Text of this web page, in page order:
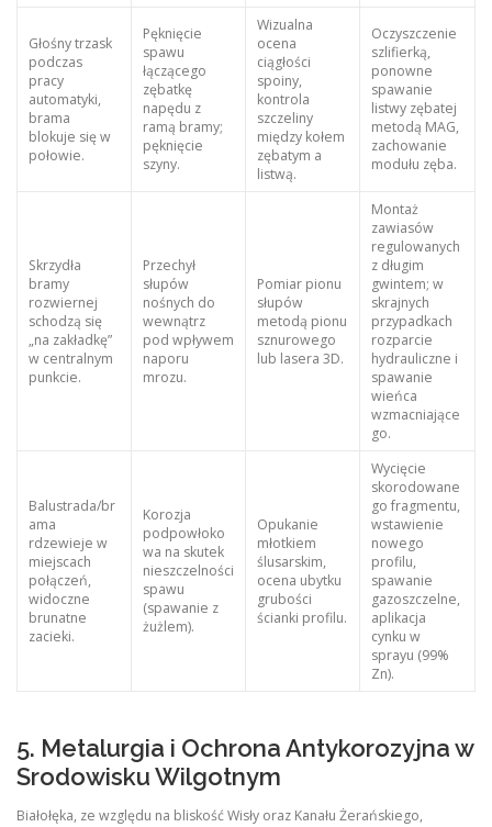
Głośny trzask
podczas
pracy
automatyki,
brama
blokuje się w
połowie.
Pęknięcie
spawu
łączącego
zębatkę
napędu z
ramą bramy;
pęknięcie
szyny.
Wizualna
ocena
ciągłości
spoiny,
kontrola
szczeliny
między kołem
zębatym a
listwą.
Oczyszczenie
szlifierką,
ponowne
spawanie
listwy zębatej
metodą MAG,
zachowanie
modułu zęba.
Skrzydła
bramy
rozwiernej
schodzą się
„na zakładkę”
w centralnym
punkcie.
Przechył
słupów
nośnych do
wewnątrz
pod wpływem
naporu
mrozu.
Pomiar pionu
słupów
metodą pionu
sznurowego
lub lasera 3D.
Montaż
zawiasów
regulowanych
z długim
gwintem; w
skrajnych
przypadkach
rozparcie
hydrauliczne i
spawanie
wieńca
wzmacniające
go.
Balustrada/br
ama
rdzewieje w
miejscach
połączeń,
widoczne
brunatne
zacieki.
Korozja
podpowłoko
wa na skutek
nieszczelności
spawu
(spawanie z
żużlem).
Opukanie
młotkiem
ślusarskim,
ocena ubytku
grubości
ścianki profilu.
Wycięcie
skorodowane
go fragmentu,
wstawienie
nowego
profilu,
spawanie
gazoszczelne,
aplikacja
cynku w
sprayu (99%
Zn).
5. Metalurgia i Ochrona Antykorozyjna w
Srodowisku Wilgotnym
Białołęka, ze względu na bliskość Wisły oraz Kanału Żerańskiego,